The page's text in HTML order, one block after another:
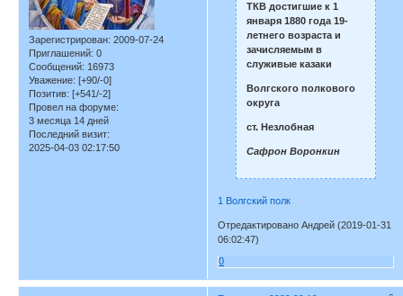
Зарегистрирован: 2009-07-24
Приглашений: 0
Сообщений: 16973
Уважение: [+90/-0]
Позитив: [+541/-2]
Провел на форуме:
3 месяца 14 дней
Последний визит:
2025-04-03 02:17:50
ТКВ достигшие к 1
января 1880 года 19-
летнего возраста и
зачисляемым в
служивые казаки
Волгского полкового
округа
ст. Незлобная
Сафрон Воронкин
1 Волгский полк
Отредактировано Андрей (2019-01-31
06:02:47)
0